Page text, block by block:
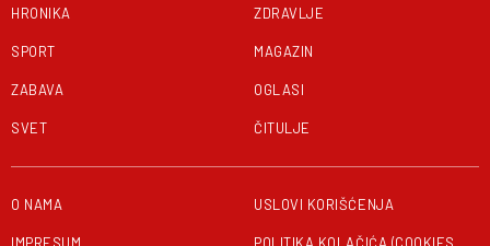
HRONIKA
SPORT
ZABAVA
SVET
ZDRAVLJE
MAGAZIN
OGLASI
ČITULJE
O NAMA
IMPRESUM
USLOVI KORIŠĆENJA
POLITIKA KOLAČIĆA (COOKIES